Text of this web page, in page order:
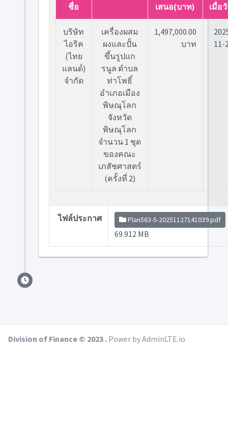
ชื่อ
เสนอ(บาท)
เมื่อ
บริษัท
ไอริค
(ไทย
แลนด์)
จำกัด
เครื่องผสม
ผงและปั้น
ขึ้นรูปแก
รนูล ตำบล
ท่าโพธิ์
อำเภอเมือง
พิษณุโลก
จังหวัด
พิษณุโลก
จำนวน 1 ชุด
ของคณะ
เภสัชศาสตร์
(ครั้งที่ 2)
1,497,000.00
บาท
11-
ไฟล์ประกาศ Plan563-5-20251127141039.pdf
69.912 MB
Division of Finance © 2023 . Power by AdminLTE.io